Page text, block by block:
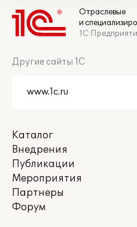
Отраслевые
и
Другие сайты 1С
Каталог
Внедрения
Публикации
Мероприятия
Партнеры
Форум